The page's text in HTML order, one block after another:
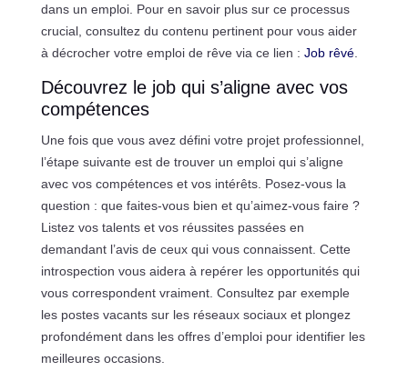
dans un emploi. Pour en savoir plus sur ce processus
crucial, consultez du contenu pertinent pour vous aider
à décrocher votre emploi de rêve via ce lien : Job rêvé.
Découvrez le job qui s’aligne avec vos
compétences
Une fois que vous avez défini votre projet professionnel,
l’étape suivante est de trouver un emploi qui s’aligne
avec vos compétences et vos intérêts. Posez-vous la
question : que faites-vous bien et qu’aimez-vous faire ?
Listez vos talents et vos réussites passées en
demandant l’avis de ceux qui vous connaissent. Cette
introspection vous aidera à repérer les opportunités qui
vous correspondent vraiment. Consultez par exemple
les postes vacants sur les réseaux sociaux et plongez
profondément dans les offres d’emploi pour identifier les
meilleures occasions.